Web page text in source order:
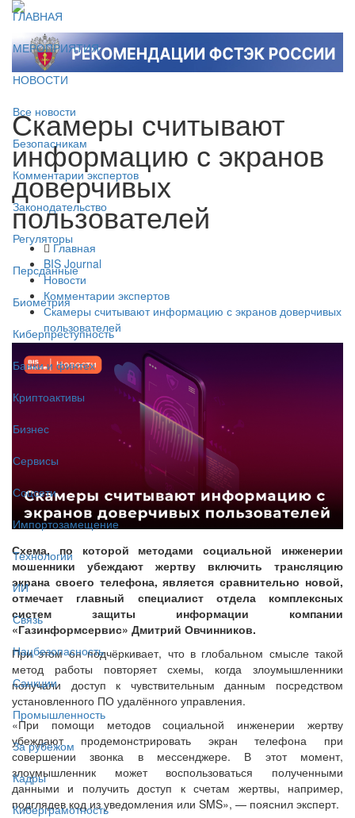
ГЛАВНАЯ
МЕРОПРИЯТИЯ
НОВОСТИ
Все новости
Безопасникам
Комментарии экспертов
Законодательство
Регуляторы
Персданные
Биометрия
Киберпреступность
Банки и финтех
Криптоактивы
Бизнес
Сервисы
Соцсети
Импортозамещение
Технологии
ИИ
Связь
Нацбезопасность
Санкции
Промышленность
За рубежом
Кадры
Киберграмотность
Скамеры считывают
информацию с экранов
доверчивых
пользователей
Главная
BIS Journal
Новости
Комментарии экспертов
Скамеры считывают информацию с экранов доверчивых
пользователей
Схема, по которой методами социальной инженерии
мошенники убеждают жертву включить трансляцию
экрана своего телефона, является сравнительно новой,
отмечает главный специалист отдела комплексных
систем защиты информации компании
«Газинформсервис» Дмитрий Овчинников.
При этом он подчёркивает, что в глобальном смысле такой
метод работы повторяет схемы, когда злоумышленники
получали доступ к чувствительным данным посредством
установленного ПО удалённого управления.
«При помощи методов социальной инженерии жертву
убеждают продемонстрировать экран телефона при
совершении звонка в мессенджере. В этот момент,
злоумышленник может воспользоваться полученными
данными и получить доступ к счетам жертвы, например,
подглядев код из уведомления или SMS», — пояснил эксперт.